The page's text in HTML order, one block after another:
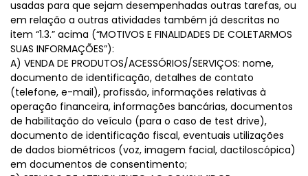
usadas para que sejam desempenhadas outras tarefas, ou
em relação a outras atividades também já descritas no
item “1.3.” acima (“MOTIVOS E FINALIDADES DE COLETARMOS
SUAS INFORMAÇÕES”):
A) VENDA DE PRODUTOS/ACESSÓRIOS/SERVIÇOS: nome,
documento de identificação, detalhes de contato
(telefone, e-mail), profissão, informações relativas à
operação financeira, informações bancárias, documentos
de habilitação do veículo (para o caso de test drive),
documento de identificação fiscal, eventuais utilizações
de dados biométricos (voz, imagem facial, dactiloscópica)
em documentos de consentimento;